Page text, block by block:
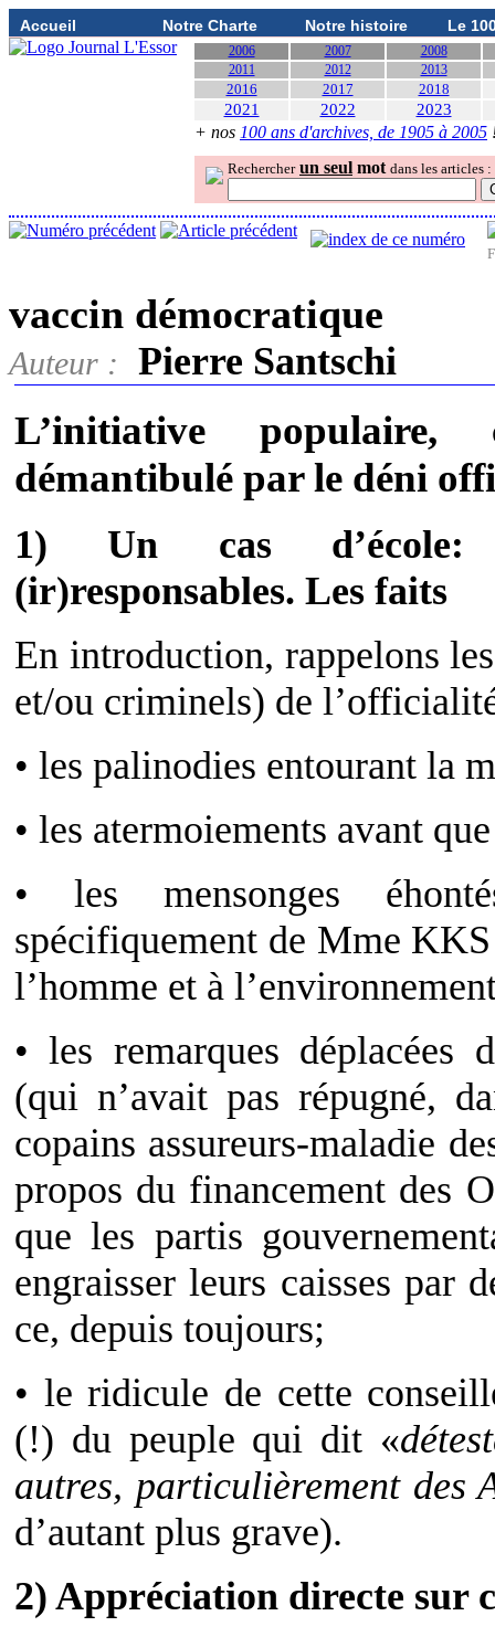
Accueil Notre Charte Notre histoire Le
2006 2007
2008
2011
2012 2013
2016 2017 2018
2021 2022 2023
+ nos 100 ans d'archives, de 1905 à 2005
Rechercher un seul mot dans les articles :
vaccin démocratique
Auteur : Pierre Santschi
L’initiative populaire,
démantibulé par le déni
1) Un cas d’école:
(ir)responsables. Les faits
En introduction, rappelons
et/ou criminels) de
• les palinodies entourant la
• les atermoiements avant
• les mensonges
spécifiquement de Mme
l’homme et à
• les remarques déplacées
(qui n’avait pas répugné,
copains assureurs-maladie
propos du financement des
que les partis
engraisser leurs caisses par
ce, depuis toujours;
• le ridicule de cette
(!) du peuple qui dit «
autres, particulièrement des
d’autant plus grave).
2) Appréciation directe sur